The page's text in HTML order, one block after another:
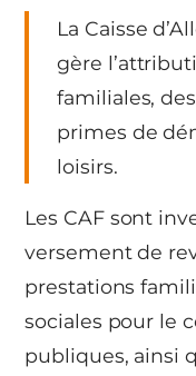
La Caisse
gère
familiales,
primes de
loisirs.
Les CAF sont
versement de
prestations
sociales pour le
publiques, ainsi